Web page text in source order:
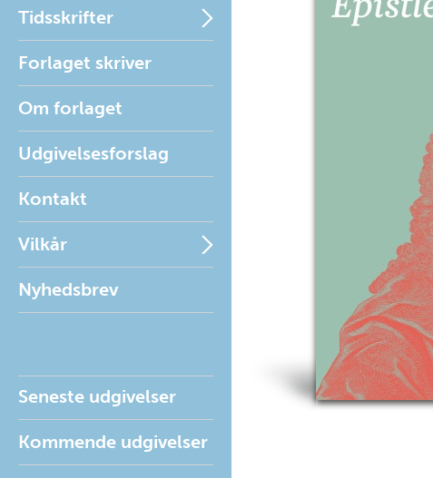
Tidsskrifter
Forlaget skriver
Om forlaget
Udgivelsesforslag
Kontakt
Vilkår
Nyhedsbrev
Seneste udgivelser
Kommende udgivelser